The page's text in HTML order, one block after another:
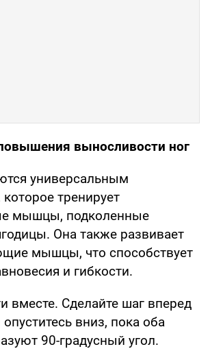
выносливости ног
универсальным
тренирует
мышцы, подколенные
Она также развивает
мышцы, что способствует
и гибкости.
вместе. Сделайте шаг вперед
вниз, пока оба
90-градусный угол.